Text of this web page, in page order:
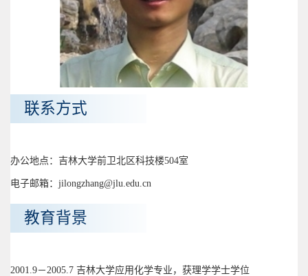
联系方式
办公地点：吉林大学前卫北区科技楼504室
电子邮箱：jilongzhang@jlu.edu.cn
教育背景
2001.9－2005.7 吉林大学应用化学专业，获理学学士学位